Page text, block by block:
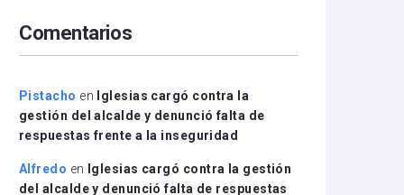
disminuir
el
Comentarios
Pistacho en
Iglesias cargó contra la
gestión del alcalde y denunció falta de
respuestas frente a la inseguridad
Alfredo en
Iglesias cargó contra la gestión
del alcalde y denunció falta de respuestas